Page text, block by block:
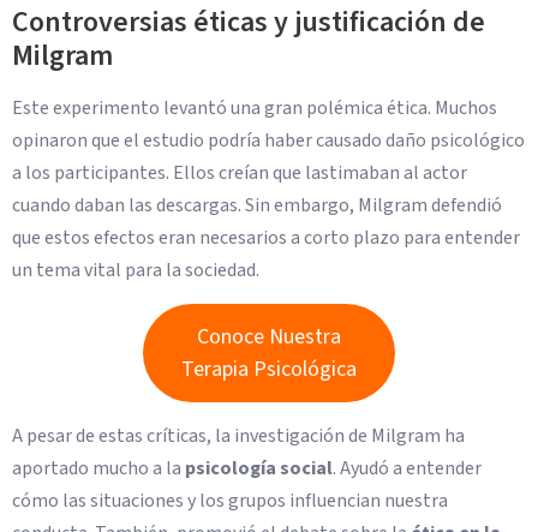
Controversias éticas y justificación de
Milgram
Este experimento levantó una gran polémica ética. Muchos
opinaron que el estudio podría haber causado daño psicológico
a los participantes. Ellos creían que lastimaban al actor
cuando daban las descargas. Sin embargo, Milgram defendió
que estos efectos eran necesarios a corto plazo para entender
un tema vital para la sociedad.
Conoce Nuestra
Terapia Psicológica
A pesar de estas críticas, la investigación de Milgram ha
aportado mucho a la psicología social. Ayudó a entender
cómo las situaciones y los grupos influencian nuestra